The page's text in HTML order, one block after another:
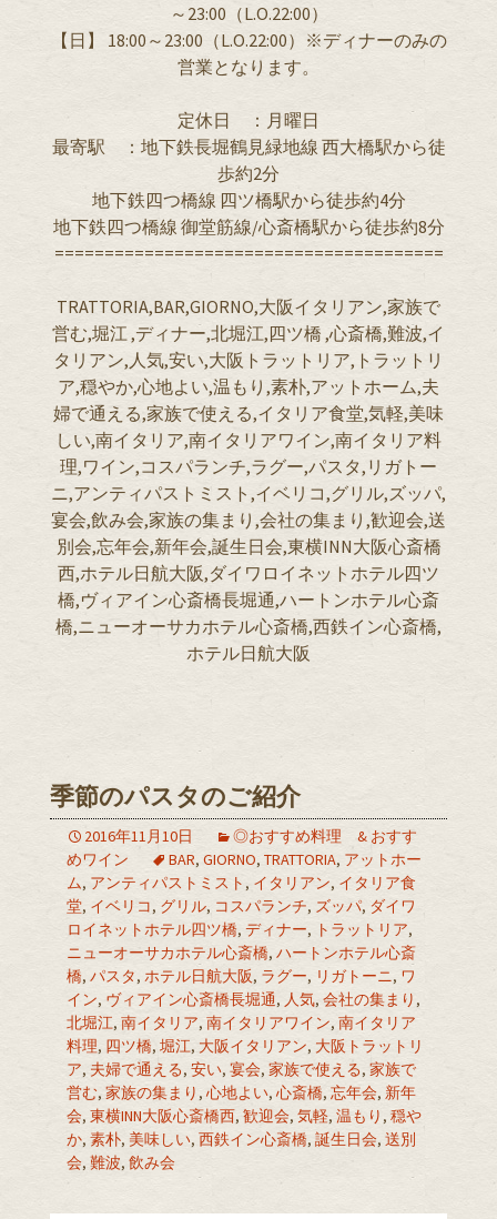
～23:00（L.O.22:00）
【日】 18:00～23:00（L.O.22:00）※ディナーのみの
営業となります。
定休日 ：月曜日
最寄駅 ：地下鉄長堀鶴見緑地線 西大橋駅から徒
歩約2分
地下鉄四つ橋線 四ツ橋駅から徒歩約4分
地下鉄四つ橋線 御堂筋線/心斎橋駅から徒歩約8分
=======================================
TRATTORIA,BAR,GIORNO,大阪イタリアン,家族で
営む,堀江 ,ディナー,北堀江,四ツ橋 ,心斎橋,難波,イ
タリアン,人気,安い,大阪トラットリア,トラットリ
ア,穏やか,心地よい,温もり,素朴,アットホーム,夫
婦で通える,家族で使える,イタリア食堂,気軽,美味
しい,南イタリア,南イタリアワイン,南イタリア料
理,ワイン,コスパランチ,ラグー,パスタ,リガトー
ニ,アンティパストミスト,イベリコ,グリル,ズッパ,
宴会,飲み会,家族の集まり,会社の集まり,歓迎会,送
別会,忘年会,新年会,誕生日会,東横INN大阪心斎橋
西,ホテル日航大阪,ダイワロイネットホテル四ツ
橋,ヴィアイン心斎橋長堀通,ハートンホテル心斎
橋,ニューオーサカホテル心斎橋,西鉄イン心斎橋,
ホテル日航大阪
季節のパスタのご紹介
2016年11月10日
◎おすすめ料理 & おすす
めワイン
BAR, GIORNO, TRATTORIA, アットホー
ム, アンティパストミスト , イタリアン, イタリア食
堂, イベリコ, グリル, コスパランチ, ズッパ, ダイワ
ロイネットホテル四ツ橋, ディナー, トラットリア,
ニューオーサカホテル心斎橋, ハートンホテル心斎
橋, パスタ, ホテル日航大阪, ラグー, リガトーニ, ワ
イン, ヴィアイン心斎橋長堀通, 人気, 会社の集まり ,
北堀江, 南イタリア, 南イタリアワイン, 南イタリア
料理, 四ツ橋, 堀江, 大阪イタリアン, 大阪トラットリ
ア, 夫婦で通える, 安い, 宴会, 家族で使える, 家族で
営む, 家族の集まり , 心地よい, 心斎橋, 忘年会, 新年
会, 東横INN大阪心斎橋西, 歓迎会, 気軽, 温もり , 穏や
か, 素朴, 美味しい, 西鉄イン心斎橋, 誕生日会, 送別
会, 難波, 飲み会